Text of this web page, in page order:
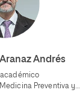
Andrés
Preventiva y…